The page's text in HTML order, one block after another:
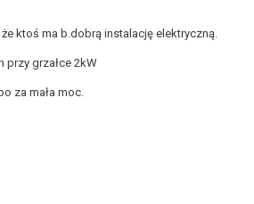
ktoś ma b.dobrą instalację elektryczną.
przy grzałce 2kW
za mała moc.